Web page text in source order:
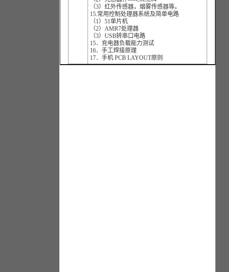
（3）红外传感器，烟雾传感器等。
15.常用控制处理器系统及简单电路
（1）51单片机
（2）AMR7处理器
（3）USB转串口电路
15．充电器负载能力测试
16．手工焊接原理
17．手机 PCB LAYOUT原则